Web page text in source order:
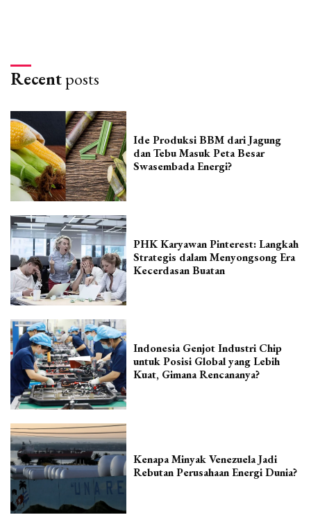
Recentposts
Ide Produksi BBM dari Jagung
dan Tebu Masuk Peta Besar
Swasembada Energi?
PHK Karyawan Pinterest: Langkah
Strategis dalam Menyongsong Era
Kecerdasan Buatan
Indonesia Genjot Industri Chip
untuk Posisi Global yang Lebih
Kuat, Gimana Rencananya?
Kenapa Minyak Venezuela Jadi
Rebutan Perusahaan Energi Dunia?